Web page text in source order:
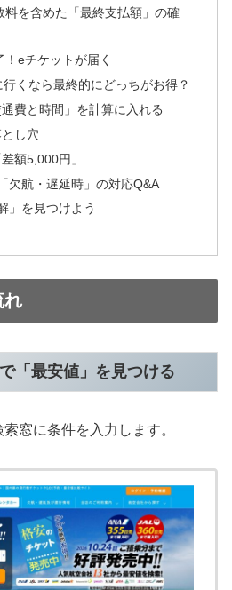
料を含めた「最終支払額」の確
eチケットが届く
くなら最終的にどっちがお得？
費と時間」を計算に入れる
し穴
額5,000円」
欠航・遅延時」の対応Q&A
」を見つけよう
れ
「最安値」を見つける
窓に条件を入力します。